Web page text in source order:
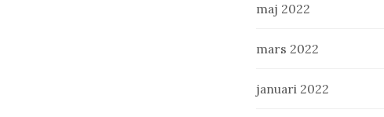
maj 2022
mars 2022
januari 2022